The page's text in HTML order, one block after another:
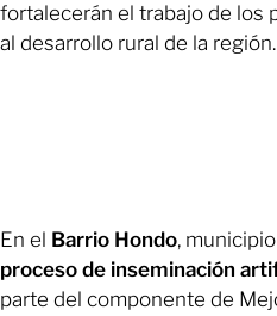
fortalecerán el trabajo de los
al desarrollo rural de la región.
En el Barrio Hondo,
proceso de inseminación
parte del componente de